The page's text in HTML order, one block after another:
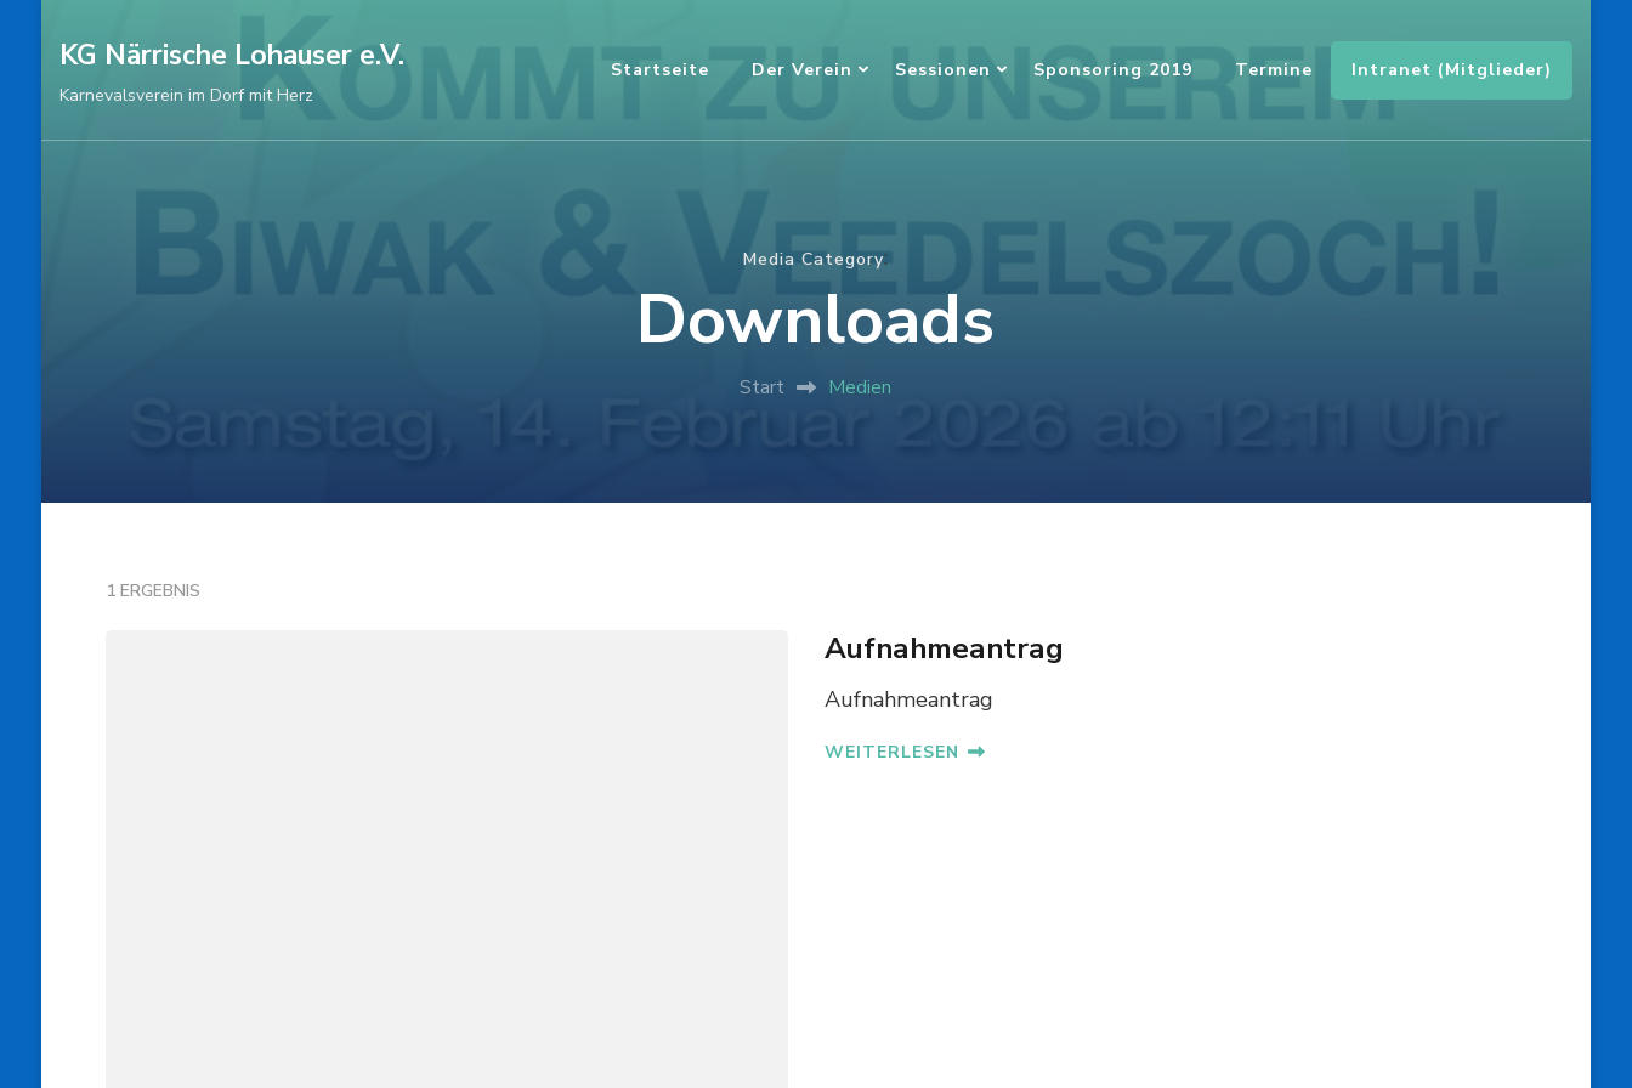
Inhalt
springen
(Enter
KG Närrische Lohauser e.V.
Karnevalsverein im Dorf mit Herz
Startseite Der Verein Sessionen Sponsoring 2019 Termine Intranet (Mitglieder)
Media Category:
Downloads
Start Medien
1 ERGEBNIS
Aufnahmeantrag
Aufnahmeantrag
WEITERLESEN